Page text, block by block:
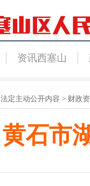
资讯西塞山
法定主动公开内容 > 财政
黄石市